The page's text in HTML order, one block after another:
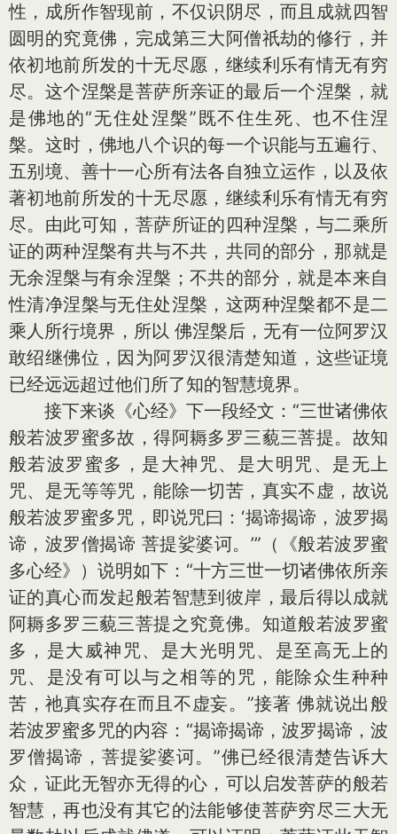
性，成所作智现前，不仅识阴尽，而且成就四智
圆明的究竟佛，完成第三大阿僧祇劫的修行，并
依初地前所发的十无尽愿，继续利乐有情无有穷
尽。这个涅槃是菩萨所亲证的最后一个涅槃，就
是佛地的“无住处涅槃”既不住生死、也不住涅
槃。这时，佛地八个识的每一个识能与五遍行、
五别境、善十一心所有法各自独立运作，以及依
著初地前所发的十无尽愿，继续利乐有情无有穷
尽。由此可知，菩萨所证的四种涅槃，与二乘所
证的两种涅槃有共与不共，共同的部分，那就是
无余涅槃与有余涅槃；不共的部分，就是本来自
性清净涅槃与无住处涅槃，这两种涅槃都不是二
乘人所行境界，所以 佛涅槃后，无有一位阿罗汉
敢绍继佛位，因为阿罗汉很清楚知道，这些证境
已经远远超过他们所了知的智慧境界。
接下来谈《心经》下一段经文：“三世诸佛依
般若波罗蜜多故，得阿耨多罗三藐三菩提。故知
般若波罗蜜多，是大神咒、是大明咒、是无上
咒、是无等等咒，能除一切苦，真实不虚，故说
般若波罗蜜多咒，即说咒曰：‘揭谛揭谛，波罗揭
谛，波罗僧揭谛 菩提娑婆诃。’”（《般若波罗蜜
多心经》）说明如下：“十方三世一切诸佛依所亲
证的真心而发起般若智慧到彼岸，最后得以成就
阿耨多罗三藐三菩提之究竟佛。知道般若波罗蜜
多，是大威神咒、是大光明咒、是至高无上的
咒、是没有可以与之相等的咒，能除众生种种
苦，祂真实存在而且不虚妄。”接著 佛就说出般
若波罗蜜多咒的内容：“揭谛揭谛，波罗揭谛，波
罗僧揭谛，菩提娑婆诃。”佛已经很清楚告诉大
众，证此无智亦无得的心，可以启发菩萨的般若
智慧，再也没有其它的法能够使菩萨穷尽三大无